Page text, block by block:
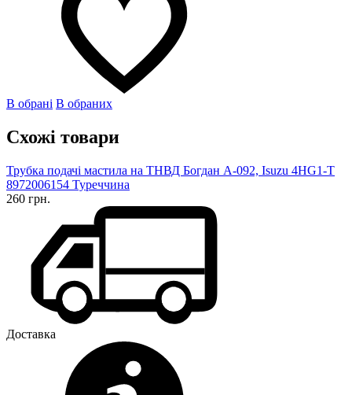
В обрані В обраних
Схожі товари
Трубка подачі мастила на ТНВД Богдан А-092, Isuzu 4HG1-T
8972006154 Туреччина
260 грн.
Доставка